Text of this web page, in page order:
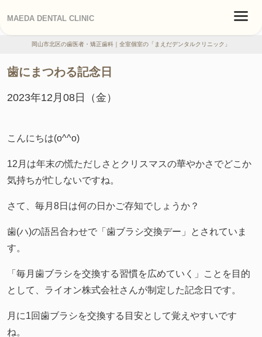
MAEDA DENTAL CLINIC
岡山市北区の歯医者・矯正歯科｜全室個室の「まえだデンタルクリニック」
歯にまつわる記念日
2023年12月08日（金）
こんにちは(o^^o)
12 月は年末の慌ただしさとクリスマスの華やかさでどこか
気持ちが忙しないですね。
さて、毎月 8日は何の日かご存知でしょうか？
歯(ハ)の語呂合わせで「歯ブラシ交換デー」とされていま
す。
「毎月歯ブラシを交換する習慣を広めていく」ことを目的
として、ライオン株式会社さんが制定した記念日です。
月に1 回歯ブラシを交換する目安として覚えやすいです
ね。